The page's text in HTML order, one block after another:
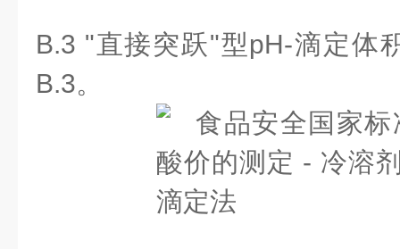
B.3 "直接突跃"型pH-滴定体
B.3。